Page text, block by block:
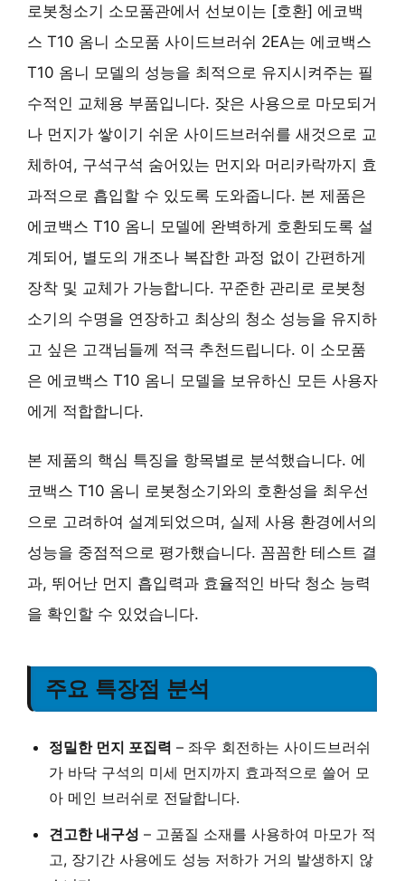
로봇청소기 소모품관에서 선보이는 [호환] 에코백
스 T10 옴니 소모품 사이드브러쉬 2EA는 에코백스
T10 옴니 모델의 성능을 최적으로 유지시켜주는 필
수적인 교체용 부품입니다. 잦은 사용으로 마모되거
나 먼지가 쌓이기 쉬운 사이드브러쉬를 새것으로 교
체하여, 구석구석 숨어있는 먼지와 머리카락까지 효
과적으로 흡입할 수 있도록 도와줍니다. 본 제품은
에코백스 T10 옴니 모델에 완벽하게 호환되도록 설
계되어, 별도의 개조나 복잡한 과정 없이 간편하게
장착 및 교체가 가능합니다. 꾸준한 관리로 로봇청
소기의 수명을 연장하고 최상의 청소 성능을 유지하
고 싶은 고객님들께 적극 추천드립니다. 이 소모품
은 에코백스 T10 옴니 모델을 보유하신 모든 사용자
에게 적합합니다.
본 제품의 핵심 특징을 항목별로 분석했습니다. 에
코백스 T10 옴니 로봇청소기와의 호환성을 최우선
으로 고려하여 설계되었으며, 실제 사용 환경에서의
성능을 중점적으로 평가했습니다. 꼼꼼한 테스트 결
과, 뛰어난 먼지 흡입력과 효율적인 바닥 청소 능력
을 확인할 수 있었습니다.
주요 특장점 분석
정밀한 먼지 포집력 – 좌우 회전하는 사이드브러쉬
가 바닥 구석의 미세 먼지까지 효과적으로 쓸어 모
아 메인 브러쉬로 전달합니다.
견고한 내구성 – 고품질 소재를 사용하여 마모가 적
고, 장기간 사용에도 성능 저하가 거의 발생하지 않